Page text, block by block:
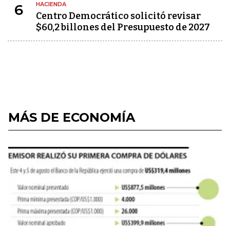
6 HACIENDA
Centro Democrático solicitó revisar
$60,2 billones del Presupuesto de 2027
MÁS DE ECONOMÍA